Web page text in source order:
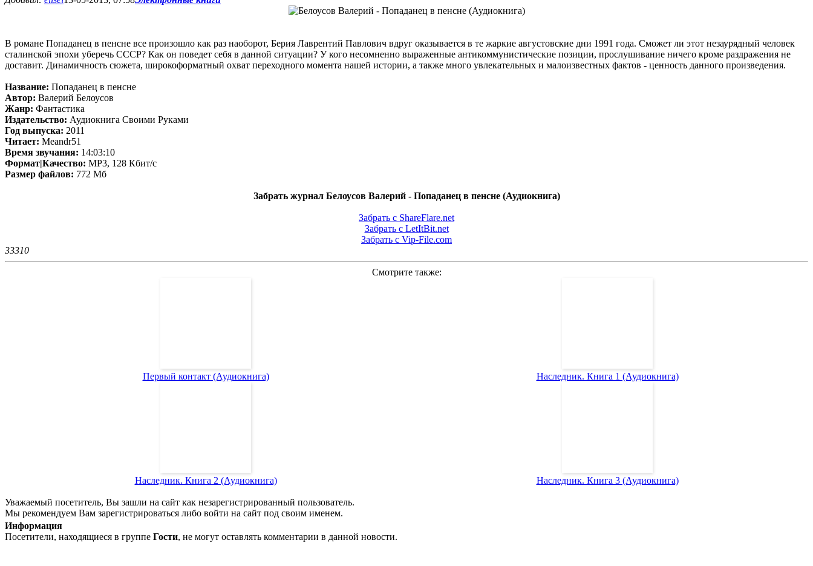
В романе Попаданец в пенсне все произошло как раз наоборот, Берия Лаврентий Павлович вдруг оказывается в те жаркие августовские дни 1991 года. Сможет ли этот незаурядный человек
сталинской эпохи уберечь СССР? Как он поведет себя в данной ситуации? У кого несомненно выраженные антикоммунистические позиции, прослушивание ничего кроме раздражения не
доставит. Динамичность сюжета, широкоформатный охват переходного момента нашей истории, а также много увлекательных и малоизвестных фактов - ценность данного произведения.
Название: Попаданец в пенсне
Автор: Валерий Белоусов
Жанр: Фантастика
Издательство: Аудиокнига Своими Руками
Год выпуска: 2011
Читает: Meandr51
Время звучания: 14:03:10
Формат|Качество: MP3, 128 Кбит/с
Размер файлов: 772 Мб
Забрать журнал Белоусов Валерий - Попаданец в пенсне (Аудиокнига)
Забрать с ShareFlare.net
Забрать с LetItBit.net
Забрать с Vip-File.com
33310
Смотрите также:
Первый контакт (Аудиокнига) Наследник. Книга 1 (Аудиокнига)
Наследник. Книга 2 (Аудиокнига) Наследник. Книга 3 (Аудиокнига)
Уважаемый посетитель, Вы зашли на сайт как незарегистрированный пользователь.
Мы рекомендуем Вам зарегистрироваться либо войти на сайт под своим именем.
Информация
Посетители, находящиеся в группе Гости, не могут оставлять комментарии в данной новости.